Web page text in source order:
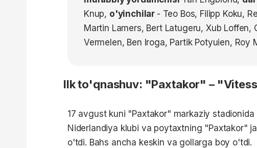
Knup, o'yinchilar - Teo Bos, Filipp Koku,
Martin Lamers, Bert Latugeru, Xub Loffen,
Vermelen, Ben Iroga, Partik Potyuien, Roy
Ilk to'qnashuv: "Paxtakor" –
17 avgust kuni "Paxtakor" markaziy
Niderlandiya klubi va poytaxtning "Paxtakor"
o'tdi. Bahs ancha keskin va gollarga boy o'tdi.